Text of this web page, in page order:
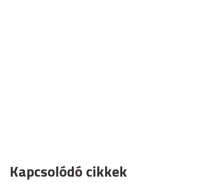
Kapcsolódó cikkek